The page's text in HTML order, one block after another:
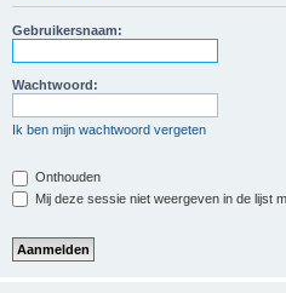
Gebruikersnaam:
Wachtwoord:
Ik ben mijn wachtwoord vergeten
Onthouden
Mij deze sessie niet weergeven in de lijst